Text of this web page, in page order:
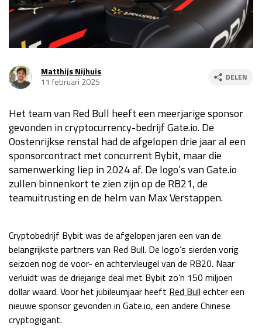
Race
za 13:00 - 15:00
Kwalificatie
za 23:00 - 00:00
Race
zo 21:00 - 23:00
GP MEXICO 2026 30 okt - 01 nov
Kwalificatie
za 22:00 - 23:00
Race
zo 21:00 - 23:00
Kwalificatie
za 19:00 - 20:00
Race
zo 18:00 - 20:00
LAS VEGAS GRAND PRIX 2026 20 - 22 nov
Kwalificatie
za 05:00 - 06:00
Race
GP ABU DHABI 2026 04 - 06 dec
Matthijs Nijhuis
11 februari 2025
DELEN
Het team van Red Bull heeft een meerjarige sponsor
gevonden in cryptocurrency-bedrijf Gate.io. De
Oostenrijkse renstal had de afgelopen drie jaar al een
sponsorcontract met concurrent Bybit, maar die
samenwerking liep in 2024 af. De logo’s van Gate.io
zullen binnenkort te zien zijn op de RB21, de
teamuitrusting en de helm van Max Verstappen.
Cryptobedrijf Bybit was de afgelopen jaren een van de
belangrijkste partners van Red Bull. De logo’s sierden vorig
seizoen nog de voor- en achtervleugel van de RB20. Naar
verluidt was de driejarige deal met Bybit zo’n 150 miljoen
dollar waard. Voor het jubileumjaar heeft Red Bull echter een
nieuwe sponsor gevonden in Gate.io, een andere Chinese
cryptogigant.